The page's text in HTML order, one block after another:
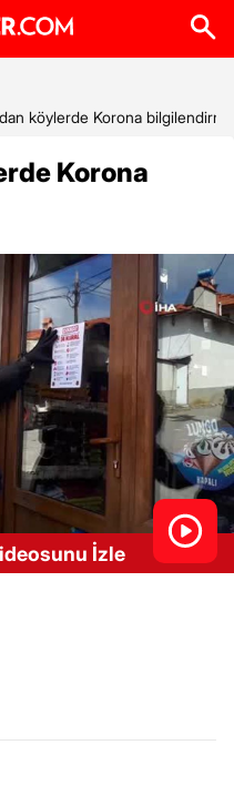
köylerde Korona
Korona
İzle